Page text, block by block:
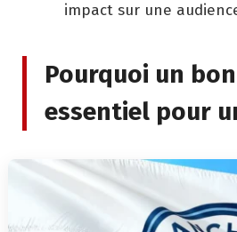
impact sur une
Pourquoi un
essentiel pour